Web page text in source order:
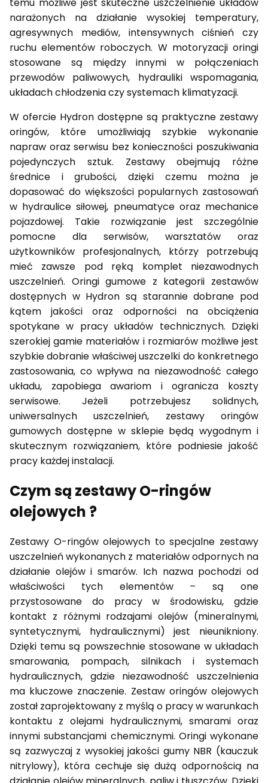
narażonych na działanie wysokiej temperatury,
agresywnych mediów, intensywnych ciśnień czy
ruchu elementów roboczych. W motoryzacji oringi
stosowane są między innymi w połączeniach
przewodów paliwowych, hydrauliki wspomagania,
układach chłodzenia czy systemach klimatyzacji.
W ofercie Hydron dostępne są praktyczne zestawy
oringów, które umożliwiają szybkie wykonanie
napraw oraz serwisu bez konieczności poszukiwania
pojedynczych sztuk. Zestawy obejmują różne
średnice i grubości, dzięki czemu można je
dopasować do większości popularnych zastosowań
w hydraulice siłowej, pneumatyce oraz mechanice
pojazdowej. Takie rozwiązanie jest szczególnie
pomocne dla serwisów, warsztatów oraz
użytkowników profesjonalnych, którzy potrzebują
mieć zawsze pod ręką komplet niezawodnych
uszczelnień. Oringi gumowe z kategorii zestawów
dostępnych w Hydron są starannie dobrane pod
kątem jakości oraz odporności na obciążenia
spotykane w pracy układów technicznych. Dzięki
szerokiej gamie materiałów i rozmiarów możliwe jest
szybkie dobranie właściwej uszczelki do konkretnego
zastosowania, co wpływa na niezawodność całego
układu, zapobiega awariom i ogranicza koszty
serwisowe. Jeżeli potrzebujesz solidnych,
uniwersalnych uszczelnień, zestawy oringów
gumowych dostępne w sklepie będą wygodnym i
skutecznym rozwiązaniem, które podniesie jakość
pracy każdej instalacji.
Czym są zestawy O-ringów
olejowych ?
Zestawy O-ringów olejowych to specjalne zestawy
uszczelnień wykonanych z materiałów odpornych na
działanie olejów i smarów. Ich nazwa pochodzi od
właściwości tych elementów – są one
przystosowane do pracy w środowisku, gdzie
kontakt z różnymi rodzajami olejów (mineralnymi,
syntetycznymi, hydraulicznymi) jest nieunikniony.
Dzięki temu są powszechnie stosowane w układach
smarowania, pompach, silnikach i systemach
hydraulicznych, gdzie niezawodność uszczelnienia
ma kluczowe znaczenie. Zestaw oringów olejowych
został zaprojektowany z myślą o pracy w warunkach
kontaktu z olejami hydraulicznymi, smarami oraz
innymi substancjami chemicznymi. Oringi wykonane
są zazwyczaj z wysokiej jakości gumy NBR (kauczuk
nitrylowy), która cechuje się dużą odpornością na